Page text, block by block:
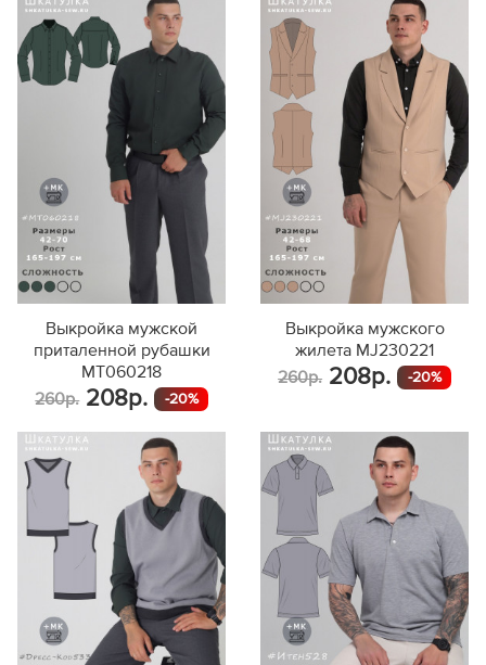
Выкройка мужской
приталенной рубашки
MT060218
260р. 208р. -20%
Выкройка мужского
жилета MJ230221
260р. 208р. -20%